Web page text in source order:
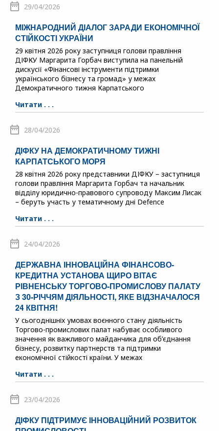
29/04/2026
МІЖНАРОДНИЙ ДІАЛОГ ЗАРАДИ ЕКОНОМІЧНОЇ
СТІЙКОСТІ УКРАЇНИ
29 квітня 2026 року заступниця голови правління
ДІФКУ Маргарита Горбач виступила на панельній
дискусії «Фінансові інструменти підтримки
українського бізнесу та громад» у межах
Демократичного тижня Карпатського
Читати . . .
28/04/2026
ДІФКУ НА ДЕМОКРАТИЧНОМУ ТИЖНІ
КАРПАТСЬКОГО МОРЯ
28 квітня 2026 року представники ДІФКУ – заступниця
голови правління Маргарита Горбач та начальник
відділу юридично-правового супроводу Максим Лисак
– беруть участь у тематичному дні Defence
Читати . . .
24/04/2026
ДЕРЖАВНА ІННОВАЦІЙНА ФІНАНСОВО-
КРЕДИТНА УСТАНОВА ЩИРО ВІТАЄ
РІВНЕНСЬКУ ТОРГОВО-ПРОМИСЛОВУ ПАЛАТУ
З 30-РІЧЧЯМ ДІЯЛЬНОСТІ, ЯКЕ ВІДЗНАЧАЛОСЯ
24 КВІТНЯ!
У сьогоднішніх умовах воєнного стану діяльність
Торгово-промислових палат набуває особливого
значення як важливого майданчика для об’єднання
бізнесу, розвитку партнерств та підтримки
економічної стійкості країни. У межах
Читати . . .
23/04/2026
ДІФКУ ПІДТРИМУЄ ІННОВАЦІЙНИЙ РОЗВИТОК